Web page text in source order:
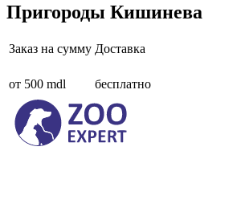
Пригороды Кишинева
Заказ на сумму Доставка
от 500 mdl бесплатно